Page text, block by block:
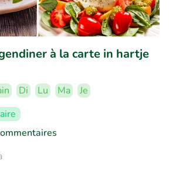
à la carte in hartje
Di Lu Ma
Je